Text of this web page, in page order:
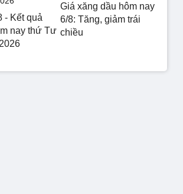
- Kết quả
nay thứ Tư
Giá xăng dầu hôm nay
6/8: Tăng, giảm trái
chiều